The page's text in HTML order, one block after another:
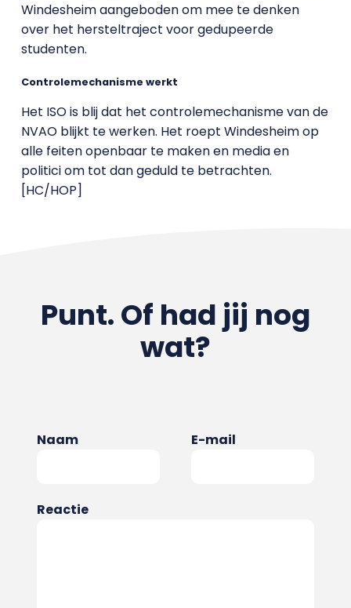
Windesheim aangeboden om mee te denken
over het hersteltraject voor gedupeerde
studenten.
Controlemechanisme werkt
Het ISO is blij dat het controlemechanisme van de
NVAO blijkt te werken. Het roept Windesheim op
alle feiten openbaar te maken en media en
politici om tot dan geduld te betrachten.
[HC/HOP]
Punt. Of had jij nog
wat?
Naam E-mail
Reactie